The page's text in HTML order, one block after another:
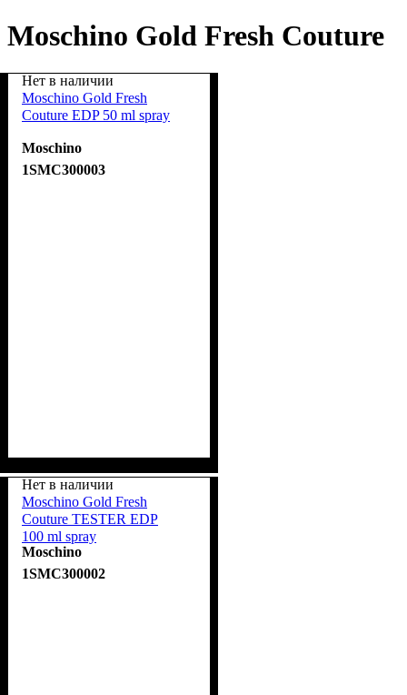
Moschino Gold Fresh Couture
Нет в наличии
Moschino Gold Fresh
Couture EDP 50 ml spray
Moschino
1SMC300003
Нет в наличии
Moschino Gold Fresh
Couture TESTER EDP
100 ml spray
Moschino
1SMC300002